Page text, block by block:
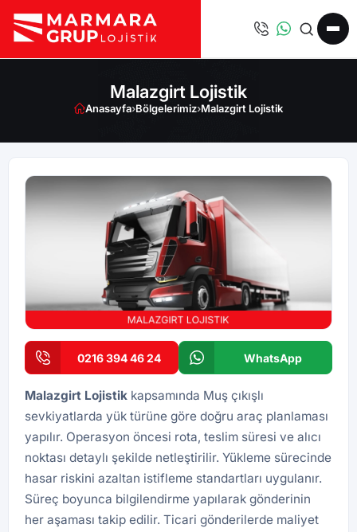
Malazgirt Lojistik
Anasayfa›Bölgelerimiz›Malazgirt Lojistik
0216 394 46 24 WhatsApp
Malazgirt Lojistik kapsamında Muş çıkışlı
sevkiyatlarda yük türüne göre doğru araç planlaması
yapılır. Operasyon öncesi rota, teslim süresi ve alıcı
noktası detaylı şekilde netleştirilir. Yükleme sürecinde
hasar riskini azaltan istifleme standartları uygulanır.
Süreç boyunca bilgilendirme yapılarak gönderinin
her aşaması takip edilir. Ticari gönderilerde maliyet